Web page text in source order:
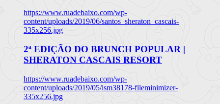
https://www.ruadebaixo.com/wp-
content/uploads/2019/06/santos_sheraton_cascais-
335x256.jpg
2ª EDIÇÃO DO BRUNCH POPULAR |
SHERATON CASCAIS RESORT
https://www.ruadebaixo.com/wp-
content/uploads/2019/05/ism38178-fileminimizer-
335x256.jpg